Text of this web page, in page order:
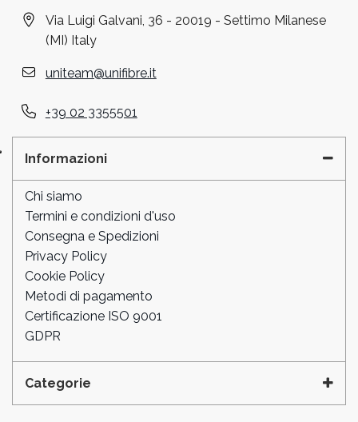
Via Luigi Galvani, 36 - 20019 - Settimo Milanese
(MI) Italy
uniteam@unifibre.it
+39 02 3355501
Informazioni
Chi siamo
Termini e condizioni d'uso
Consegna e Spedizioni
Privacy Policy
Cookie Policy
Metodi di pagamento
Certificazione ISO 9001
GDPR
Categorie